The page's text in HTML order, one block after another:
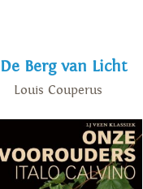
De Berg van Licht
Louis Couperus